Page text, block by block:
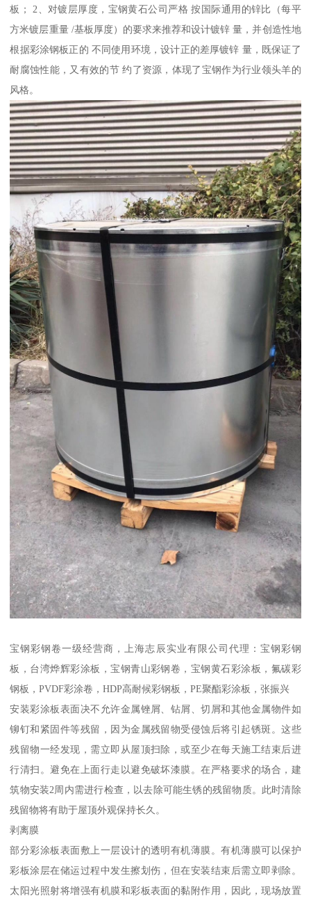
板； 2、对镀层厚度，宝钢黄石公司严格 按国际通用的锌比（每平
方米镀层重量 /基板厚度）的要求来推荐和设计镀锌 量，并创造性地
根据彩涂钢板正的 不同使用环境，设计正的差厚镀锌 量，既保证了
耐腐蚀性能，又有效的节 约了资源，体现了宝钢作为行业领头羊的
风格。
宝钢彩钢卷一级经营商，上海志辰实业有限公司代理：宝钢彩钢
板，台湾烨辉彩涂板，宝钢青山彩钢卷，宝钢黄石彩涂板，氟碳彩
钢板，PVDF彩涂卷，HDP高耐候彩钢板，PE聚酯彩涂板，张振兴
安装彩涂板表面决不允许金属锉屑、钻屑、切屑和其他金属物件如
铆钉和紧固件等残留，因为金属残留物受侵蚀后将引起锈斑。这些
残留物一经发现，需立即从屋顶扫除，或至少在每天施工结束后进
行清扫。避免在上面行走以避免破坏漆膜。在严格要求的场合，建
筑物安装2周内需进行检查，以去除可能生锈的残留物质。此时清除
残留物将有助于屋顶外观保持长久。
剥离膜
部分彩涂板表面敷上一层设计的透明有机薄膜。有机薄膜可以保护
彩板涂层在储运过程中发生擦划伤，但在安装结束后需立即剥除。
太阳光照射将增强有机膜和彩板表面的黏附作用，因此，现场放置